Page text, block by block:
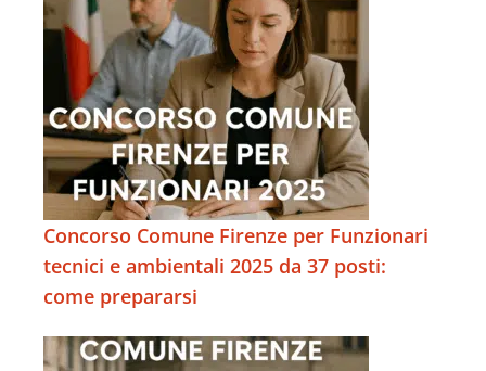
Concorso Comune Firenze per Funzionari
tecnici e ambientali 2025 da 37 posti:
come prepararsi